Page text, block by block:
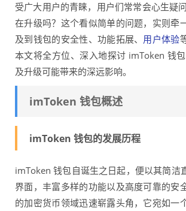
受广大用户的青睐，用户们常常会心生疑
在升级吗？这个看似简单的问题，实则牵
及到钱包的安全性、功能拓展、 用户体验
本文将全方位、深入地探讨 imToken 钱
及升级可能带来的深远影响。
imToken 钱包概述
imToken 钱包的发展历程
imToken 钱包自诞生之日起，便以其简洁
界面，丰富多样的功能以及高度可靠的安
的加密货币领域迅速崭露头角，它宛如一